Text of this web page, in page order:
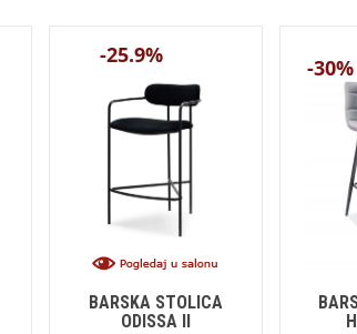
-25.9%
BARSKA STOLICA
ODISSA II
-30%